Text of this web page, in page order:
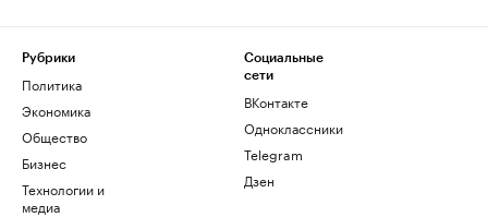
Рубрики
Политика
Экономика
Общество
Бизнес
Технологии и
медиа
Социальные
сети
ВКонтакте
Одноклассники
Telegram
Дзен